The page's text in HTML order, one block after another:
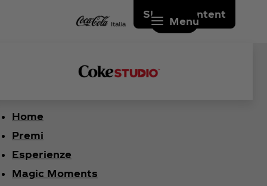
Skip to content
Menu
Home
Premi
Esperienze
Magic Moments